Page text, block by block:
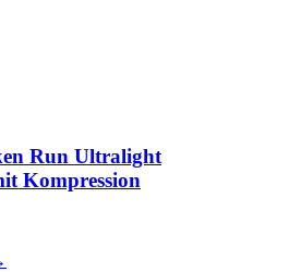
Run Ultralight
Kompression